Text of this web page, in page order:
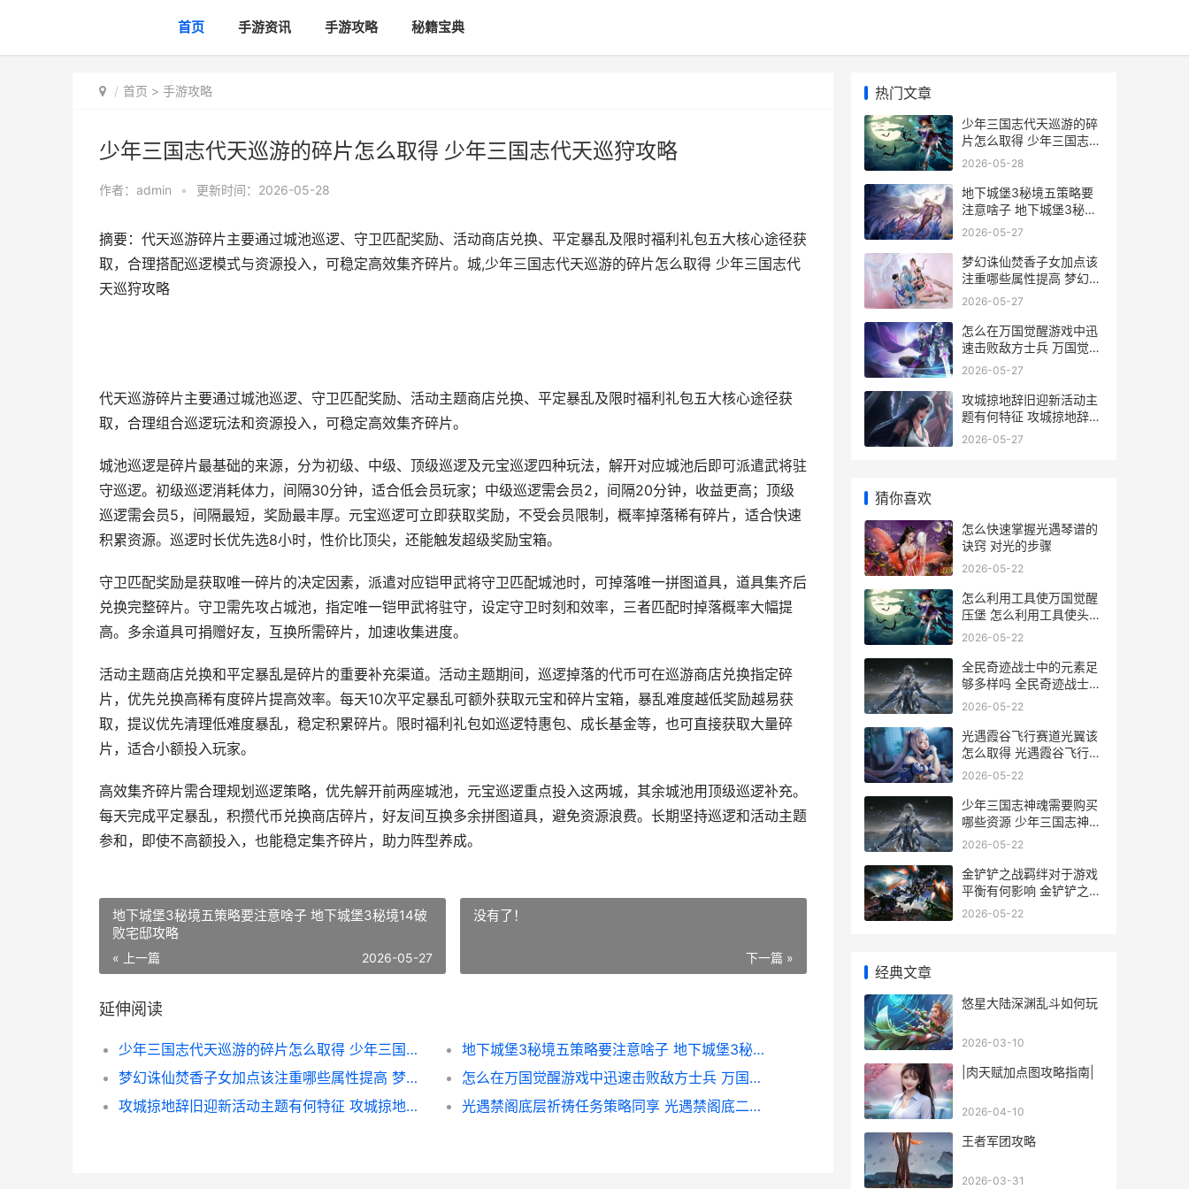
首页 手游资讯 手游攻略 秘籍宝典
首页 > 手游攻略
少年三国志代天巡游的碎片怎么取得 少年三国志代天巡狩攻略
作者： admin • 更新时间：2026-05-28
摘要：代天巡游碎片主要通过城池巡逻、守卫匹配奖励、活动商店兑换、平定暴乱及限时福利礼包五大核心途径获
取，合理搭配巡逻模式与资源投入，可稳定高效集齐碎片。城,少年三国志代天巡游的碎片怎么取得 少年三国志代
天巡狩攻略
代天巡游碎片主要通过城池巡逻、守卫匹配奖励、活动主题商店兑换、平定暴乱及限时福利礼包五大核心途径获
取，合理组合巡逻玩法和资源投入，可稳定高效集齐碎片。
城池巡逻是碎片最基础的来源，分为初级、中级、顶级巡逻及元宝巡逻四种玩法，解开对应城池后即可派遣武将驻
守巡逻。初级巡逻消耗体力，间隔30分钟，适合低会员玩家；中级巡逻需会员2，间隔20分钟，收益更高；顶级
巡逻需会员5，间隔最短，奖励最丰厚。元宝巡逻可立即获取奖励，不受会员限制，概率掉落稀有碎片，适合快速
积累资源。巡逻时长优先选8小时，性价比顶尖，还能触发超级奖励宝箱。
守卫匹配奖励是获取唯一碎片的决定因素，派遣对应铠甲武将守卫匹配城池时，可掉落唯一拼图道具，道具集齐后
兑换完整碎片。守卫需先攻占城池，指定唯一铠甲武将驻守，设定守卫时刻和效率，三者匹配时掉落概率大幅提
高。多余道具可捐赠好友，互换所需碎片，加速收集进度。
活动主题商店兑换和平定暴乱是碎片的重要补充渠道。活动主题期间，巡逻掉落的代币可在巡游商店兑换指定碎
片，优先兑换高稀有度碎片提高效率。每天10次平定暴乱可额外获取元宝和碎片宝箱，暴乱难度越低奖励越易获
取，提议优先清理低难度暴乱，稳定积累碎片。限时福利礼包如巡逻特惠包、成长基金等，也可直接获取大量碎
片，适合小额投入玩家。
高效集齐碎片需合理规划巡逻策略，优先解开前两座城池，元宝巡逻重点投入这两城，其余城池用顶级巡逻补充。
每天完成平定暴乱，积攒代币兑换商店碎片，好友间互换多余拼图道具，避免资源浪费。长期坚持巡逻和活动主题
参和，即使不高额投入，也能稳定集齐碎片，助力阵型养成。
地下城堡3秘境五策略要注意啥子 地下城堡3秘境14破
败宅邸攻略
« 上一篇 2026-05-27
没有了！
下一篇 »
延伸阅读
少年三国志代天巡游的碎片怎么取得 少年三国志代天巡狩攻略
地下城堡3秘境五策略要注意啥子 地下城堡3秘境14破败宅邸攻略
梦幻诛仙焚香子女加点该注重哪些属性提高 梦幻诛仙焚香二代技能
怎么在万国觉醒游戏中迅速击败敌方士兵 万国觉醒怎么进入游戏
攻城掠地辞旧迎新活动主题有何特征 攻城掠地辞旧迎新活动大奖怎么
光遇禁阁底层祈祷任务策略同享 光遇禁阁底二层冥想
热门文章
少年三国志代天巡游的碎
片怎么取得 少年三国志代
天巡狩攻略
2026-05-28
地下城堡3秘境五策略要
注意啥子 地下城堡3秘境
14破败宅邸攻略
2026-05-27
梦幻诛仙焚香子女加点该
注重哪些属性提高 梦幻诛
仙焚香二代技能
2026-05-27
怎么在万国觉醒游戏中迅
速击败敌方士兵 万国觉醒
怎么进入游戏
2026-05-27
攻城掠地辞旧迎新活动主
题有何特征 攻城掠地辞旧
迎新活动大奖怎么
2026-05-27
猜你喜欢
怎么快速掌握光遇琴谱的
诀窍 对光的步骤
2026-05-22
怎么利用工具使万国觉醒
压堡 怎么利用工具使头发
变黑
2026-05-22
全民奇迹战士中的元素足
够多样吗 全民奇迹战士加
点攻略
2026-05-22
光遇霞谷飞行赛道光翼该
怎么取得 光遇霞谷飞行赛
道捷径
2026-05-22
少年三国志神魂需要购买
哪些资源 少年三国志神魂
怎么获得
2026-05-22
金铲铲之战羁绊对于游戏
平衡有何影响 金铲铲之战
羁绊追踪者怎么凑
2026-05-22
经典文章
悠星大陆深渊乱斗如何玩
2026-03-10
|肉天赋加点图攻略指南|
2026-04-10
王者军团攻略
2026-03-31